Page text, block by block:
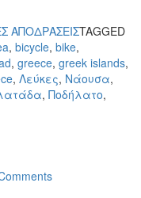
ΑΠΟΔΡΑΣΕΙΣTAGGED
, bicycle, bike,
, greece, greek islands,
, Λεύκες, Νάουσα,
, Ποδήλατο,